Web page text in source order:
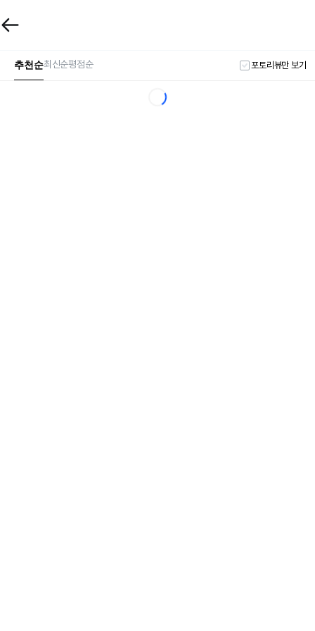
추천순최신순평점순 포토리뷰만 보기